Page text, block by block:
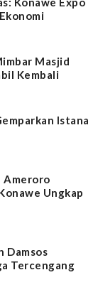
Masjid
Kembali
Istana
Ameroro
Ungkap
Damsos
Tercengang